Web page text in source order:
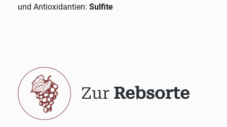
und Antioxidantien: Sulfite
Zur Rebsorte